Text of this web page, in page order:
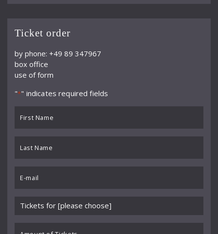
Ticket order
by phone: +49 89 347967
box office
use of form
"*" indicates required fields
Name
*
Name
*
Please
choose
event